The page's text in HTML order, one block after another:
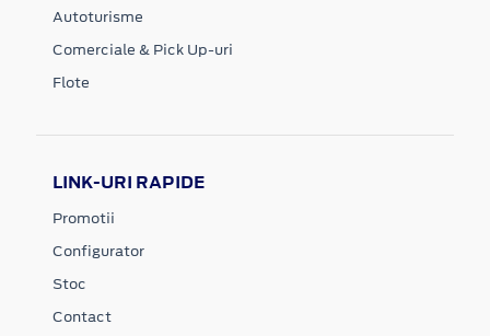
Autoturisme
Comerciale & Pick Up-uri
Flote
LINK-URI RAPIDE
Promotii
Configurator
Stoc
Contact